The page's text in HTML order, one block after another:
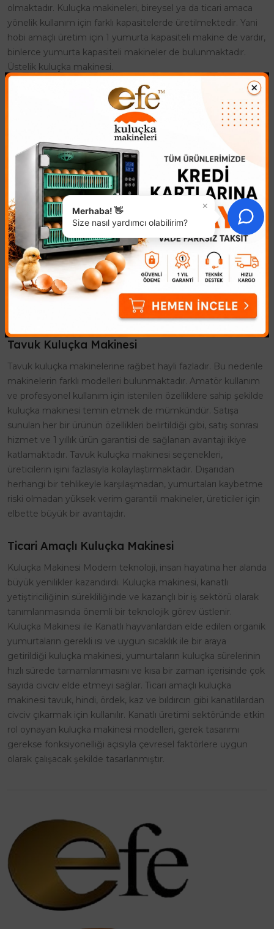
olmaktadır. Kuluçka makineleri, bireysel ya da ticari amaca
yönelik kullanım için farklı kapasitelerde üretilmektedir. Yani
hobi amaçlı üretim için 1 yumurta kapasiteli makine de vardır,
binlerce yumurta kapasiteli makineler de bulunmaktadır.
Üstelik kuluçka makinesi.
Hobi Amaçlı Kuluçka Makinesi
Kuluçka makinesi adı altında satışa sunulan ürünler o kadar
çeşitlidir ki, kapasite ve üretim amaçlı olmak üzere her
amaca yönelik model bulmak mümkündür. Aslında, büyük
kapasiteli modeller çoğunlukla ticari amaçlı kullanılsa da, hobi
olarak civciv çıkarmak isteyen kişilere yönelik kuluçka
makinesi kategorisi de zengin seçeneklerden oluşur. Hobi
olarak tavuk ve diğer kanatlıların yetiştiriciliği, kuluçka
makinelerinde kolaylıkla yapılır. Otomatik çevirme özelliği ve
dijital nem göstergesine sahip kuluçka makinesi, farklı kanatlı
türlerine göre farklı modelleri olduğu gibi birçok kanatlı
hayvan türünü aynı ortamda çoğaltabilecek özellikte kuluçka
makinesi modelleri de vardır. Kuluçka makinesi nin temel
çalışma mantığı, içine koyulan yumurtaların gerekli şartlar
altında kuluçka sürelerini tamamlamasını sağlamaktır.
Tavuk Kuluçka Makinesi
Tavuk kuluçka makinelerine rağbet hayli fazladır. Bu nedenle
makinelerin farklı modelleri bulunmaktadır. Amatör kullanım
ve profesyonel kullanım için istenilen özelliklere sahip şekilde
kuluçka makinesi temin etmek de mümkündür. Satışa
sunulan her bir ürünün özellikleri belirtildiği gibi, satış sonrası
hizmet ve 1 yıllık ürün garantisi de sağlanan avantajı ikiye
katlamaktadır. Tavuk kuluçka makinesi seçenekleri,
üreticilerin işini fazlasıyla kolaylaştırmaktadır. Dışarıdan
herhangi bir tehlikeyle karşılaşmadan, yumurtaları kaybetme
riski olmadan yüksek verim garantili makineler, üreticiler için
elbette büyük bir avantajdır.
Ticari Amaçlı Kuluçka Makinesi
Kuluçka Makinesi Modern teknoloji, insan hayatına her alanda
büyük yenilikler kazandırdı. Kuluçka makinesi, kanatlı
yetiştiriciliğinin sürekliliğinde ve kazançlı bir iş sektörü olarak
tanımlanmasında önemli bir teknolojik görev üstlenir.
Kuluçka Makinesi ile Kanatlı hayvanlardan elde edilen organik
yumurtaların gerekli ısı ve uygun sıcaklık ile bir araya
getirildiği kuluçka makinesi, yumurtaların kuluçka sürelerinin
hızlı sürede tamamlanmasını ve kısa bir zaman içerisinde çok
sayıda civciv elde etmeyi sağlar. Ticari amaçlı kuluçka
makinesi tavuk, hindi, ördek, kaz ve bıldırcın gibi kanatlılardan
civciv çıkarmak için kullanılır. Kanatlı üretimi sektöründe etkin
rol oynayan kuluçka makinesi modelleri, gerek tasarımı
gerekse fonksiyonelliği açısıyla çevresel faktörlere uygun
olarak çalışacak şekilde tasarlanmıştır.
×
Merhaba! 👋
Size nasıl yardımcı olabilirim?